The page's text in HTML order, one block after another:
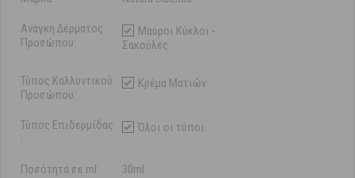
Ανάγκη Δέρματος
Προσώπου:
Μαύροι Κύκλοι -
Σακούλες
Τύπος Καλλυντικού
Προσώπου:
Κρέμα Ματιών
Τύπος Επιδερμίδας
:
Όλοι οι τύποι
Ποσότητα σε ml: 30ml